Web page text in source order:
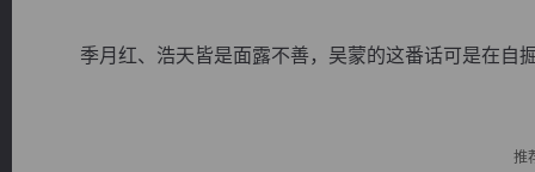
季月红、浩天皆是面露不善，吴蒙的这番话可是在自
推